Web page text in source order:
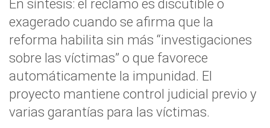
En síntesis: el reclamo es discutible o
exagerado cuando se afirma que la
reforma habilita sin más “investigaciones
sobre las víctimas” o que favorece
automáticamente la impunidad. El
proyecto mantiene control judicial previo y
varias garantías para las víctimas.